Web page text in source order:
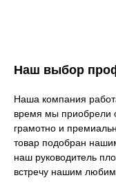
Наш выбор
Наша компания
время мы приобрели
грамотно и
товар подобран
наш руководитель
встречу нашим